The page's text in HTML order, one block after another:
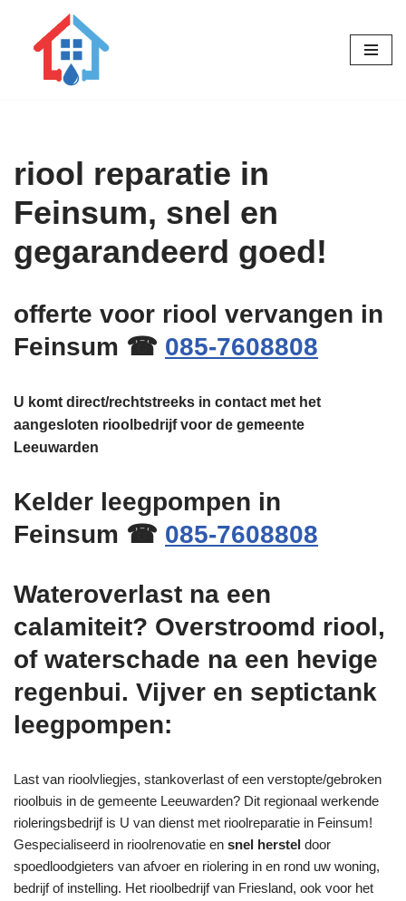
riool reparatie in
Feinsum, snel en
gegarandeerd goed!
offerte voor riool vervangen in
Feinsum ☎ 085-7608808
U komt direct/rechtstreeks in contact met het
aangesloten rioolbedrijf voor de gemeente
Leeuwarden
Kelder leegpompen in
Feinsum ☎ 085-7608808
Wateroverlast na een
calamiteit? Overstroomd riool,
of waterschade na een hevige
regenbui. Vijver en septictank
leegpompen:
Last van rioolvliegjes, stankoverlast of een verstopte/gebroken
rioolbuis in de gemeente Leeuwarden? Dit regionaal werkende
rioleringsbedrijf is U van dienst met rioolreparatie in Feinsum!
Gespecialiseerd in rioolrenovatie en snel herstel door
spoedloodgieters van afvoer en riolering in en rond uw woning,
bedrijf of instelling. Het rioolbedrijf van Friesland, ook voor het